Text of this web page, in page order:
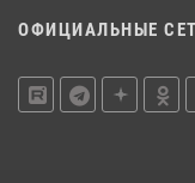
ОФИЦИАЛЬНЫЕ